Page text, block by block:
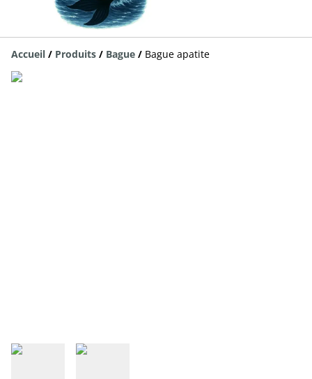
Accueil / Produits / Bague / Bague apatite